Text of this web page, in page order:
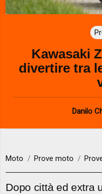
Kawasaki
divertire tra
Danilo
Moto Prove moto
Dopo città ed extra